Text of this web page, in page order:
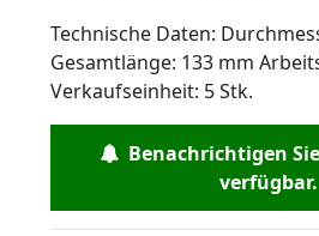
Technische Daten:
Gesamtlänge: 133 mm
Verkaufseinheit: 5 Stk.
Benachrichtigen
verfügbar.